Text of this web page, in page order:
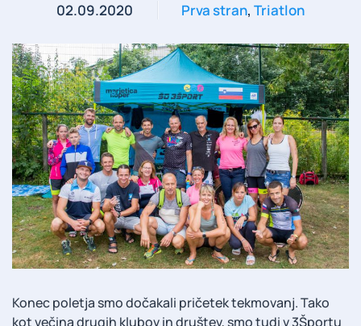
02.09.2020 Prva stran, Triatlon
Konec poletja smo dočakali pričetek tekmovanj. Tako
kot večina drugih klubov in društev, smo tudi v 3Športu